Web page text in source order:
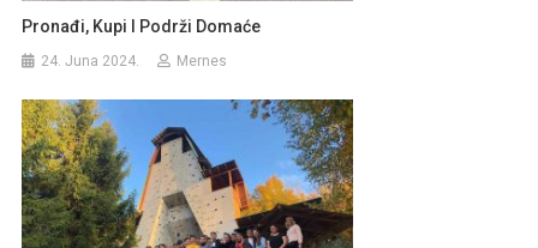
Pronađi, Kupi I Podrži Domaće
24. Juna 2024. Mernes